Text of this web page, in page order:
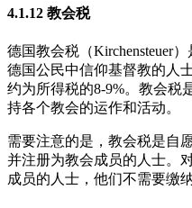
4.1.12 教会税
德国教会税（Kirchensteuer
德国公民中信仰基督教的人
约为所得税的8-9%。教会税
持各个教会的运作和活动。
需要注意的是，教会税是自
并注册为教会成员的人士。
成员的人士，他们不需要缴